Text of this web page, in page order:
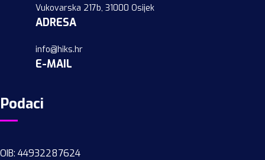
Vukovarska 217b, 31000 Osijek
ADRESA
info@hiks.hr
E-MAIL
Podaci
OIB: 44932287624